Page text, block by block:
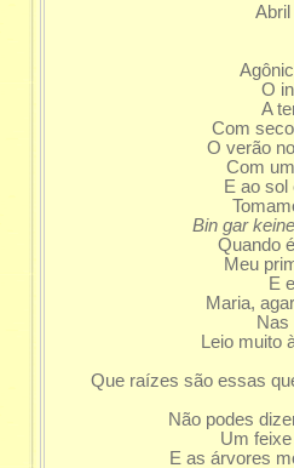
O
A
Com
O verão
Com
E ao
Bin gar
Quando
Meu
E
Maria,
Nas
Leio
Que raízes são essas
Não podes
Um
E as árvores